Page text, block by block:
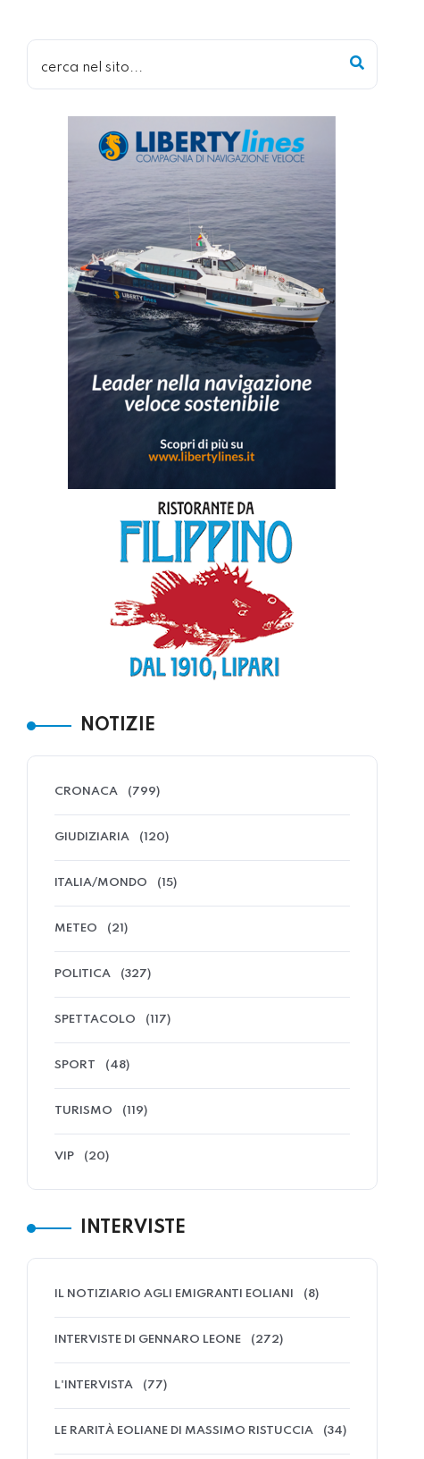
NOTIZIE
CRONACA (799)
GIUDIZIARIA (120)
ITALIA/MONDO (15)
METEO (21)
POLITICA (327)
SPETTACOLO (117)
SPORT (48)
TURISMO (119)
VIP (20)
INTERVISTE
IL NOTIZIARIO AGLI EMIGRANTI EOLIANI (8)
INTERVISTE DI GENNARO LEONE (272)
L'INTERVISTA (77)
LE RARITÀ EOLIANE DI MASSIMO RISTUCCIA (34)